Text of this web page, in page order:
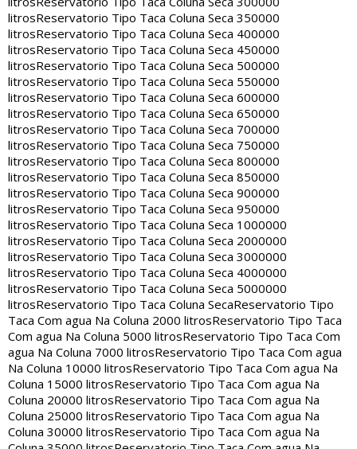
litrosReservatorio Tipo Taca Coluna Seca 350000
litrosReservatorio Tipo Taca Coluna Seca 400000
litrosReservatorio Tipo Taca Coluna Seca 450000
litrosReservatorio Tipo Taca Coluna Seca 500000
litrosReservatorio Tipo Taca Coluna Seca 550000
litrosReservatorio Tipo Taca Coluna Seca 600000
litrosReservatorio Tipo Taca Coluna Seca 650000
litrosReservatorio Tipo Taca Coluna Seca 700000
litrosReservatorio Tipo Taca Coluna Seca 750000
litrosReservatorio Tipo Taca Coluna Seca 800000
litrosReservatorio Tipo Taca Coluna Seca 850000
litrosReservatorio Tipo Taca Coluna Seca 900000
litrosReservatorio Tipo Taca Coluna Seca 950000
litrosReservatorio Tipo Taca Coluna Seca 1000000
litrosReservatorio Tipo Taca Coluna Seca 2000000
litrosReservatorio Tipo Taca Coluna Seca 3000000
litrosReservatorio Tipo Taca Coluna Seca 4000000
litrosReservatorio Tipo Taca Coluna Seca 5000000
litrosReservatorio Tipo Taca Coluna SecaReservatorio Tipo
Taca Com agua Na Coluna 2000 litrosReservatorio Tipo Taca
Com agua Na Coluna 5000 litrosReservatorio Tipo Taca Com
agua Na Coluna 7000 litrosReservatorio Tipo Taca Com agua
Na Coluna 10000 litrosReservatorio Tipo Taca Com agua Na
Coluna 15000 litrosReservatorio Tipo Taca Com agua Na
Coluna 20000 litrosReservatorio Tipo Taca Com agua Na
Coluna 25000 litrosReservatorio Tipo Taca Com agua Na
Coluna 30000 litrosReservatorio Tipo Taca Com agua Na